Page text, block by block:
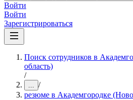
Войти
Войти
Зарегистрироваться
Поиск сотрудников в
область)
/
... /
резюме в Академгородке